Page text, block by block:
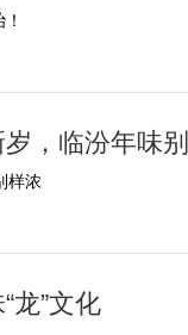
，临汾年味
样浓
龙”文化